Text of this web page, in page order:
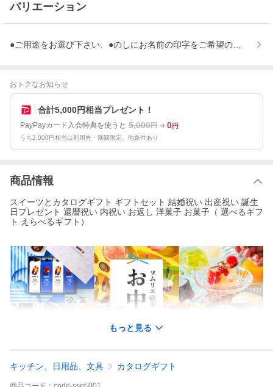
バリエーション
●ご用途をお選び下さい、●のしにお名前の印字をご希望の場合
おトクなお知らせ
合計5,000円相当プレゼント！
PayPayカード入会特典を使うと 5,000円 0円
うち2,000円相当は利用先・期間限定。他条件あり
商品情報
スイーツとカタログギフト ギフトセット 結婚祝い 出産祝い 誕生
日プレゼント 還暦祝い 内祝い お返し 洋菓子 お菓子（ 選べるギフ
ト えらべるギフト）
もっと見る
キッチン、日用品、文具 カタログギフト